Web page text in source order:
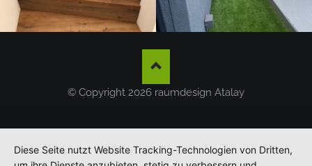
© Copyright 2026 raumdesign Atalay
Diese Seite nutzt Website Tracking-Technologien von Dritten,